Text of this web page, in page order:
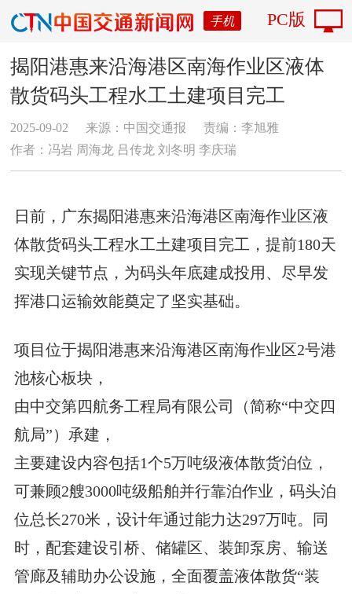
手机 PC版
揭阳港惠来沿海港区南海作业区液体
散货码头工程水工土建项目完工
2025-09-02 来源：中国交通报
责编：李旭雅
作者：冯岩 周海龙 吕传龙 刘冬明 李庆瑞
日前，广东揭阳港惠来沿海港区南海作业区液
体散货码头工程水工土建项目完工，提前180天
实现关键节点，为码头年底建成投用、尽早发
挥港口运输效能奠定了坚实基础。
项目位于揭阳港惠来沿海港区南海作业区2号港
池核心板块，
由中交第四航务工程局有限公司（简称“中交四
航局”）承建，
主要建设内容包括1个5万吨级液体散货泊位，
可兼顾2艘3000吨级船舶并行靠泊作业，码头泊
位总长270米，设计年通过能力达297万吨。同
时，配套建设引桥、储罐区、装卸泵房、输送
管廊及辅助办公设施，全面覆盖液体散货“装